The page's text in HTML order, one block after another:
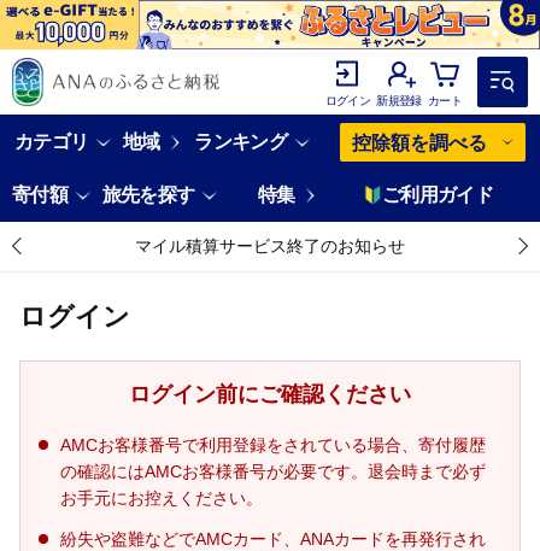
ログイン 新規登録 カート
カテゴリ 地域 ランキング 控除額を調べる
寄付額 旅先を探す 特集 ご利用ガイド
マイル積算サービス終了のお知らせ
ログイン
ログイン前にご確認ください
AMCお客様番号で利用登録をされている場合、寄付履歴
の確認にはAMCお客様番号が必要です。退会時まで必ず
お手元にお控えください。
紛失や盗難などでAMCカード、ANAカードを再発行され